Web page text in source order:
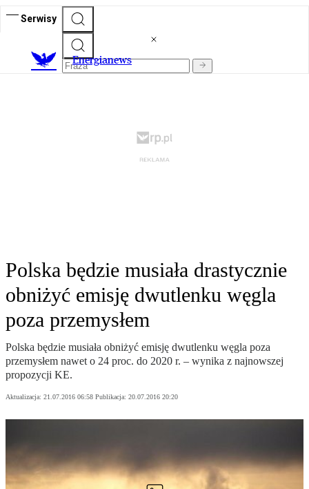
Serwisy
Energianews
Polska będzie musiała drastycznie
obniżyć emisję dwutlenku węgla
poza przemysłem
Polska będzie musiała obniżyć emisję dwutlenku węgla poza
przemysłem nawet o 24 proc. do 2020 r. – wynika z najnowszej
propozycji KE.
Aktualizacja: 21.07.2016 06:58 Publikacja: 20.07.2016 20:20